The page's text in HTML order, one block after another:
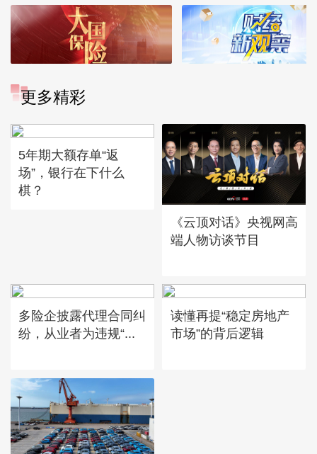
更多精彩
5年期大额存单“返
场”，银行在下什么
棋？
《云顶对话》央视网高
端人物访谈节目
多险企披露代理合同纠
纷，从业者为违规“...
读懂再提“稳定房地产
市场”的背后逻辑